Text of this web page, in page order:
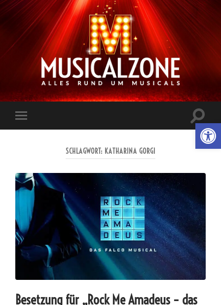
Musicalzone.de
Mobile-
Menü
ein-/
SCHLAGWORT: KATHARINA GORGI
Besetzung für „Rock Me Amadeus – das